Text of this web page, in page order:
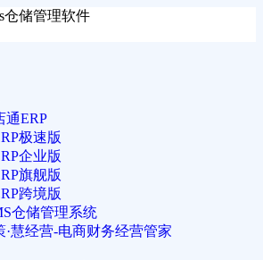
通ERP
极速版
企业版
旗舰版
跨境版
仓储管理系统
·慧经营-电商财务经营管家